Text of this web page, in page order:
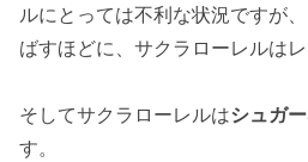
ルにとっては不利な状況ですが
ばすほどに、サクラローレルは
そしてサクラローレルはシュガ
す。